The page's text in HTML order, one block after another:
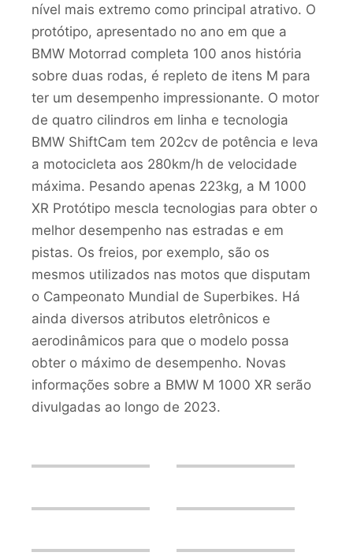
nível mais extremo como principal atrativo. O
protótipo, apresentado no ano em que a
BMW Motorrad completa 100 anos história
sobre duas rodas, é repleto de itens M para
ter um desempenho impressionante. O motor
de quatro cilindros em linha e tecnologia
BMW ShiftCam tem 202cv de potência e leva
a motocicleta aos 280km/h de velocidade
máxima. Pesando apenas 223kg, a M 1000
XR Protótipo mescla tecnologias para obter o
melhor desempenho nas estradas e em
pistas. Os freios, por exemplo, são os
mesmos utilizados nas motos que disputam
o Campeonato Mundial de Superbikes. Há
ainda diversos atributos eletrônicos e
aerodinâmicos para que o modelo possa
obter o máximo de desempenho. Novas
informações sobre a BMW M 1000 XR serão
divulgadas ao longo de 2023.